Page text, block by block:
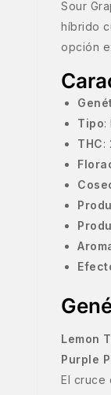
Sour
híbrido
opción
Tipo:
THC:
Lemon
Purple
El cruce